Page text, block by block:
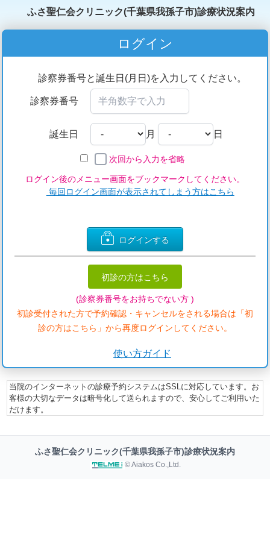
ふさ聖仁会クリニック(千葉県我孫子市)診療状況案内
ログイン
診察券番号と誕生日(月日)を入力してください。
診察券番号
誕生日 月 日
次回から入力を省略
ログイン後のメニュー画面をブックマークしてください。
毎回ログイン画面が表示されてしまう方はこちら
ログインする
初診の方はこちら
(診察券番号をお持ちでない方 )
初診受付された方で予約確認・キャンセルをされる場合は「初
診の方はこちら」から再度ログインしてください。
使い方ガイド
当院のインターネットの診療予約システムはSSLに対応しています。お
客様の大切なデータは暗号化して送られますので、安心してご利用いた
だけます。
ふさ聖仁会クリニック(千葉県我孫子市)診療状況案内
© Aiakos Co.,Ltd.